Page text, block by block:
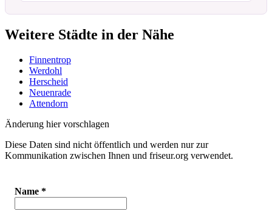
Weitere Städte in der Nähe
Finnentrop
Werdohl
Herscheid
Neuenrade
Attendorn
Änderung hier vorschlagen
Diese Daten sind nicht öffentlich und werden nur zur
Kommunikation zwischen Ihnen und friseur.org verwendet.
Name *